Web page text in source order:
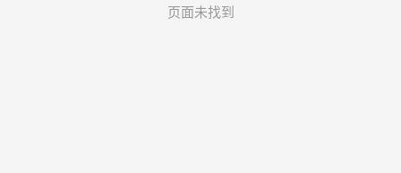
页面未找到